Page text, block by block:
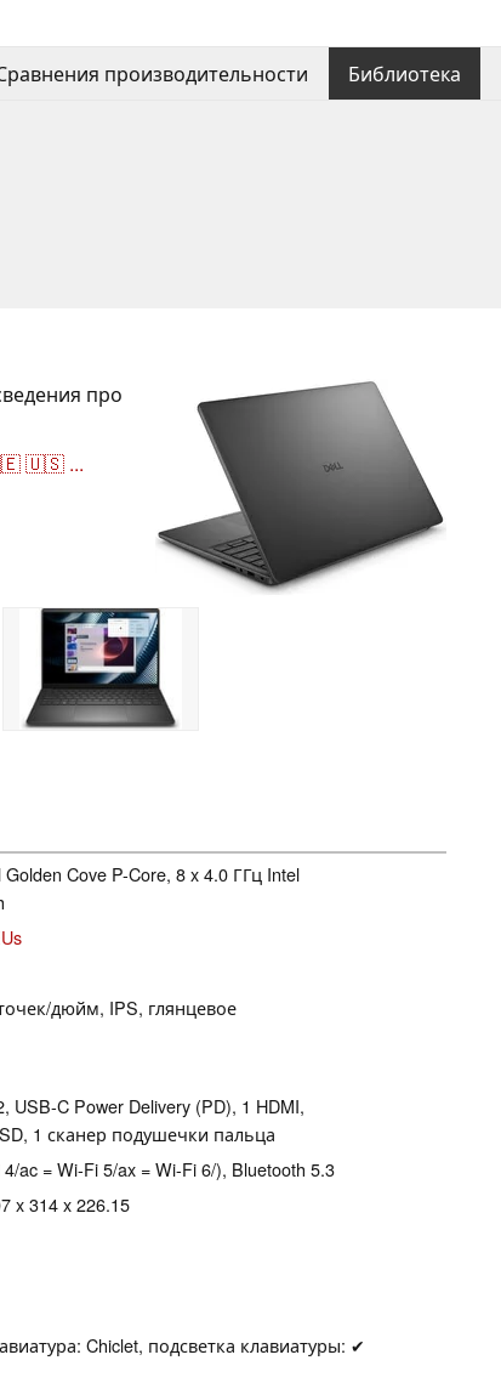
производительности Библиотека
про
🇺🇸 ...
Cove P-Core, 8 x 4.0 ГГц Intel
дюйм, IPS, глянцевое
USB-C Power Delivery (PD), 1 HDMI,
1 сканер подушечки пальца
ac = Wi-Fi 5/ax = Wi-Fi 6/), Bluetooth 5.3
x 314 x 226.15
Chiclet, подсветка клавиатуры: ✔